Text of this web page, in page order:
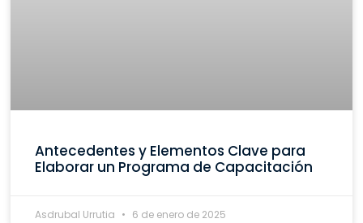
Antecedentes y Elementos Clave para
Elaborar un Programa de Capacitación
Asdrubal Urrutia 6 de enero de 2025